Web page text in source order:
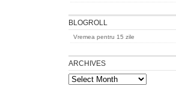
BLOGROLL
Vremea pentru 15 zile
ARCHIVES
Archives